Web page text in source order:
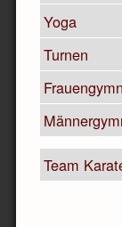
Yoga
Turnen
Team